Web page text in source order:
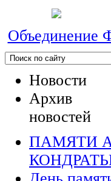
Объединение
Новости
Архив
новостей
ПАМЯТИ